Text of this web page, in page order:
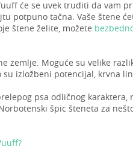
će se uvek truditi da vam
potpuno tačna. Vaše štene
štene želite, možete
zemlje. Moguće su velike
su izložbeni potencijal, krvna
psa odličnog
špic šteneta za